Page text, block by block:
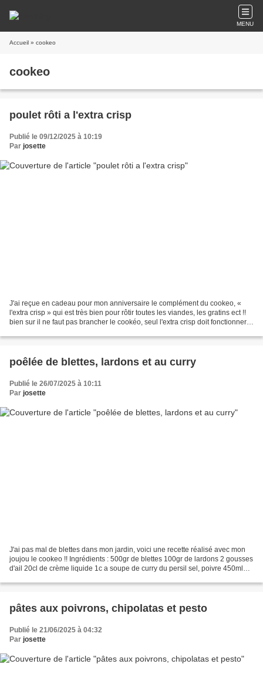
MENU
Accueil » cookeo
cookeo
poulet rôti a l'extra crisp
Publié le 09/12/2025 à 10:19
Par josette
J'ai reçue en cadeau pour mon anniversaire le complément du cookeo, «
l'extra crisp » qui est très bien pour rôtir toutes les viandes, les gratins ect !!
bien sur il ne faut pas brancher le cookéo, seul l'extra crisp doit fonctionner!
poêlée de blettes, lardons et au curry
Publié le 26/07/2025 à 10:11
Par josette
J'ai pas mal de blettes dans mon jardin, voici une recette réalisé avec mon
joujou le cookeo !! Ingrédients : 500gr de blettes 100gr de lardons 2 gousses
d'ail 20cl de crème liquide 1c a soupe de curry du persil sel, poivre 450ml
pâtes aux poivrons, chipolatas et pesto
Publié le 21/06/2025 à 04:32
Par josette